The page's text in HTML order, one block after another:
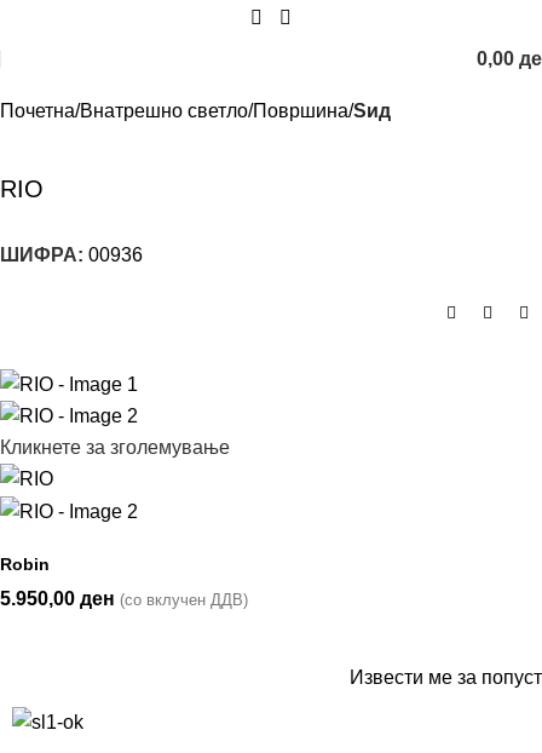
0,00
Почетна Внатрешно светло Површина Sид
RIO
ШИФРА: 00936
Кликнете за зголемување
Robin
5.950,00 ден (со вклучен ДДВ)
Извести ме за попуст